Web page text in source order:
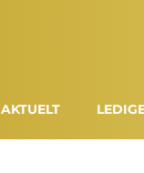
AKTUELT